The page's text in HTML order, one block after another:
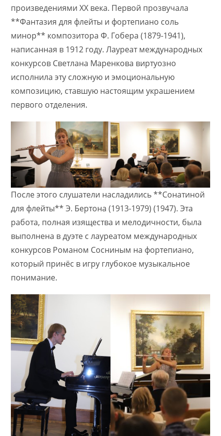
произведениями XX века. Первой прозвучала
**Фантазия для флейты и фортепиано соль
минор** композитора Ф. Гобера (1879-1941),
написанная в 1912 году. Лауреат международных
конкурсов Светлана Маренкова виртуозно
исполнила эту сложную и эмоциональную
композицию, ставшую настоящим украшением
первого отделения.
После этого слушатели насладились **Сонатиной
для флейты** Э. Бертона (1913-1979) (1947). Эта
работа, полная изящества и мелодичности, была
выполнена в дуэте с лауреатом международных
конкурсов Романом Сосниным на фортепиано,
который принёс в игру глубокое музыкальное
понимание.